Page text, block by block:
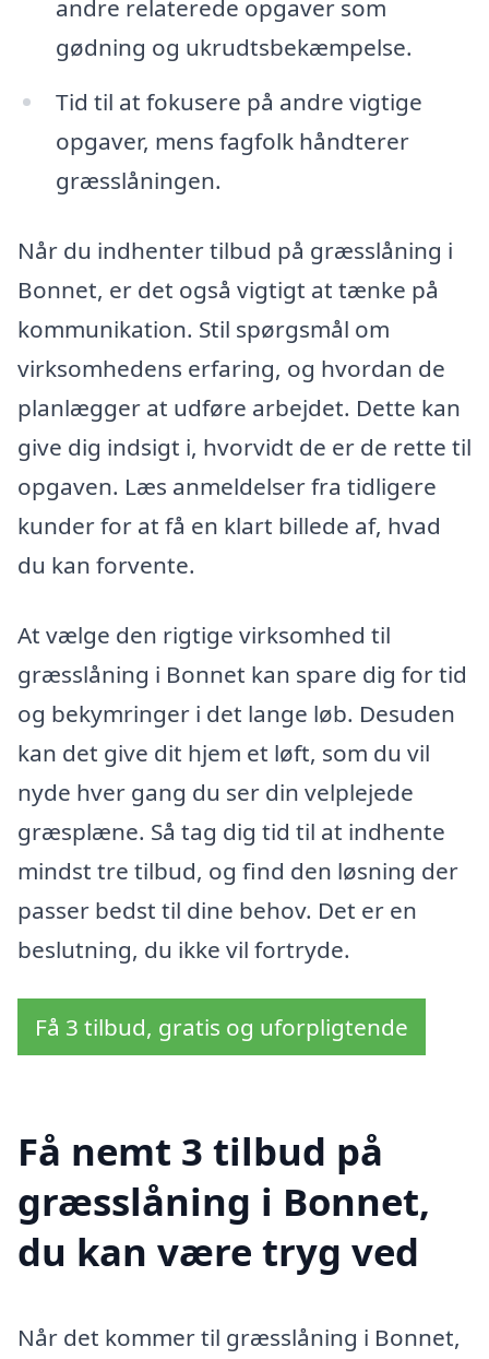
andre relaterede opgaver som
gødning og ukrudtsbekæmpelse.
Tid til at fokusere på andre vigtige
opgaver, mens fagfolk håndterer
græsslåningen.
Når du indhenter tilbud på græsslåning i
Bonnet, er det også vigtigt at tænke på
kommunikation. Stil spørgsmål om
virksomhedens erfaring, og hvordan de
planlægger at udføre arbejdet. Dette kan
give dig indsigt i, hvorvidt de er de rette til
opgaven. Læs anmeldelser fra tidligere
kunder for at få en klart billede af, hvad
du kan forvente.
At vælge den rigtige virksomhed til
græsslåning i Bonnet kan spare dig for tid
og bekymringer i det lange løb. Desuden
kan det give dit hjem et løft, som du vil
nyde hver gang du ser din velplejede
græsplæne. Så tag dig tid til at indhente
mindst tre tilbud, og find den løsning der
passer bedst til dine behov. Det er en
beslutning, du ikke vil fortryde.
Få 3 tilbud, gratis og uforpligtende
Få nemt 3 tilbud på
græsslåning i Bonnet,
du kan være tryg ved
Når det kommer til græsslåning i Bonnet,